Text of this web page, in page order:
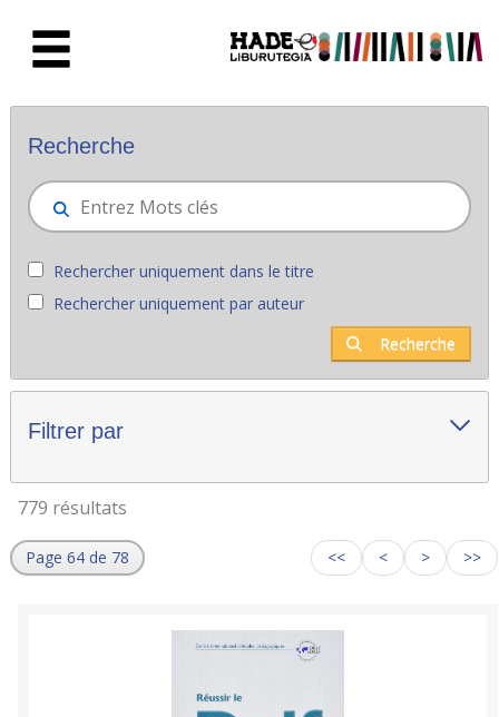
Nouveaux livres - Liburutegia
Recherche
Rechercher uniquement dans le titre
Rechercher uniquement par auteur
Recherche
Filtrer par
779 résultats
Page 64 de 78 << < > >>